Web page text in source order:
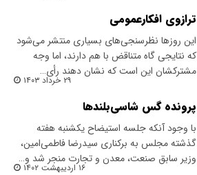
ترازوی افکارعمومی
این روزها نظرسنجی‌های بسیاری منتشر می‌شود
که نتایجی گاه متناقض با هم دارند، اما وجه
مشترکشان این است که نشان دهند رأی…
۲۹ خرداد ۱۴۰۳
پرونده گس شاسی‌بلندها
با وجود آنکه جلسه استیضاح یکشنبه هفته
گذشته مجلس به برکناری سیدرضا فاطمی‌امین،
وزیر سابق صنعت، معدن و تجارت منجر شد و…
۱۶ اردیبهشت ۱۴۰۲